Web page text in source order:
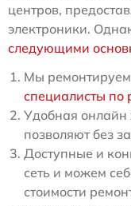
центров,
электроники.
следующими
Мы
специалисты по
Удобная онлайн
позволяют без
Доступные и
сеть и можем
стоимости